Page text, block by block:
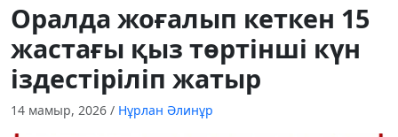
Оралда жоғалып кеткен 15
жастағы қыз төртінші күн
іздестіріліп жатыр
14 мамыр, 2026 / Нұрлан Әлинұр